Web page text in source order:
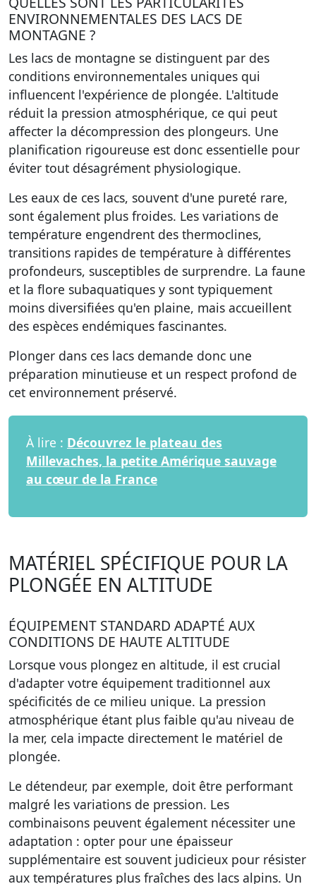
ENVIRONNEMENTALES DES LACS DE
MONTAGNE ?
Les lacs de montagne se distinguent par des
conditions environnementales uniques qui
influencent l'expérience de plongée. L'altitude
réduit la pression atmosphérique, ce qui peut
affecter la décompression des plongeurs. Une
planification rigoureuse est donc essentielle pour
éviter tout désagrément physiologique.
Les eaux de ces lacs, souvent d'une pureté rare,
sont également plus froides. Les variations de
température engendrent des thermoclines,
transitions rapides de température à différentes
profondeurs, susceptibles de surprendre. La faune
et la flore subaquatiques y sont typiquement
moins diversifiées qu'en plaine, mais accueillent
des espèces endémiques fascinantes.
Plonger dans ces lacs demande donc une
préparation minutieuse et un respect profond de
cet environnement préservé.
À lire : Découvrez le plateau des
Millevaches, la petite Amérique sauvage
au cœur de la France
MATÉRIEL SPÉCIFIQUE POUR LA
PLONGÉE EN ALTITUDE
ÉQUIPEMENT STANDARD ADAPTÉ AUX
CONDITIONS DE HAUTE ALTITUDE
Lorsque vous plongez en altitude, il est crucial
d'adapter votre équipement traditionnel aux
spécificités de ce milieu unique. La pression
atmosphérique étant plus faible qu'au niveau de
la mer, cela impacte directement le matériel de
plongée.
Le détendeur, par exemple, doit être performant
malgré les variations de pression. Les
combinaisons peuvent également nécessiter une
adaptation : opter pour une épaisseur
supplémentaire est souvent judicieux pour résister
aux températures plus fraîches des lacs alpins. Un